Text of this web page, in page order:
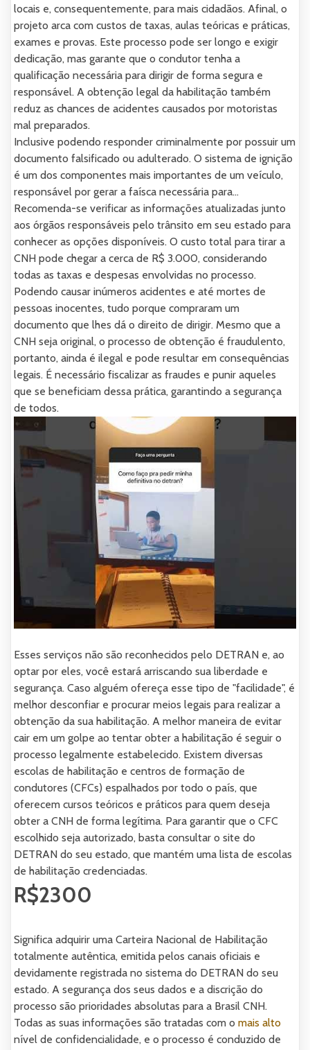
locais e, consequentemente, para mais cidadãos. Afinal, o
projeto arca com custos de taxas, aulas teóricas e práticas,
exames e provas. Este processo pode ser longo e exigir
dedicação, mas garante que o condutor tenha a
qualificação necessária para dirigir de forma segura e
responsável. A obtenção legal da habilitação também
reduz as chances de acidentes causados por motoristas
mal preparados.
Inclusive podendo responder criminalmente por possuir um
documento falsificado ou adulterado. O sistema de ignição
é um dos componentes mais importantes de um veículo,
responsável por gerar a faísca necessária para...
Recomenda-se verificar as informações atualizadas junto
aos órgãos responsáveis pelo trânsito em seu estado para
conhecer as opções disponíveis. O custo total para tirar a
CNH pode chegar a cerca de R$ 3.000, considerando
todas as taxas e despesas envolvidas no processo.
Podendo causar inúmeros acidentes e até mortes de
pessoas inocentes, tudo porque compraram um
documento que lhes dá o direito de dirigir. Mesmo que a
CNH seja original, o processo de obtenção é fraudulento,
portanto, ainda é ilegal e pode resultar em consequências
legais. É necessário fiscalizar as fraudes e punir aqueles
que se beneficiam dessa prática, garantindo a segurança
de todos.
Esses serviços não são reconhecidos pelo DETRAN e, ao
optar por eles, você estará arriscando sua liberdade e
segurança. Caso alguém ofereça esse tipo de "facilidade", é
melhor desconfiar e procurar meios legais para realizar a
obtenção da sua habilitação. A melhor maneira de evitar
cair em um golpe ao tentar obter a habilitação é seguir o
processo legalmente estabelecido. Existem diversas
escolas de habilitação e centros de formação de
condutores (CFCs) espalhados por todo o país, que
oferecem cursos teóricos e práticos para quem deseja
obter a CNH de forma legítima. Para garantir que o CFC
escolhido seja autorizado, basta consultar o site do
DETRAN do seu estado, que mantém uma lista de escolas
de habilitação credenciadas.
R$2300
Significa adquirir uma Carteira Nacional de Habilitação
totalmente autêntica, emitida pelos canais oficiais e
devidamente registrada no sistema do DETRAN do seu
estado. A segurança dos seus dados e a discrição do
processo são prioridades absolutas para a Brasil CNH.
Todas as suas informações são tratadas com o mais alto
nível de confidencialidade, e o processo é conduzido de